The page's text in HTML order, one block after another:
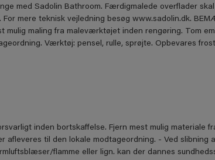
med Sadolin Bathroom. Færdigmalede overﬂader
mere teknisk vejledning besøg www.sadolin.dk.
mulig maling fra maleværktøjet inden rengøring. Tom
Værktøj: pensel, rulle, sprøjte. Opbevares
inden bortskaffelse. Fjern mest mulig materiale
afleveres til den lokale modtageordning. - Ved slibning
flamme eller lign. kan der dannes